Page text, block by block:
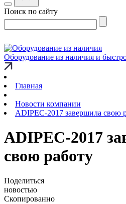
Поиск по сайту
Оборудование из наличия и
Главная
Новости компании
ADIPEC-2017 завершила свою
ADIPEC-2017
свою работу
Поделиться
новостью
Скопированно